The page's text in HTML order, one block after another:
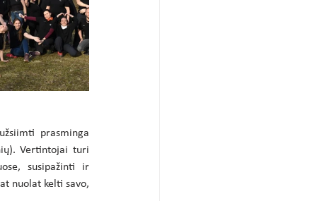
prasminga
Vertintojai turi
susipažinti ir
nuolat kelti savo,